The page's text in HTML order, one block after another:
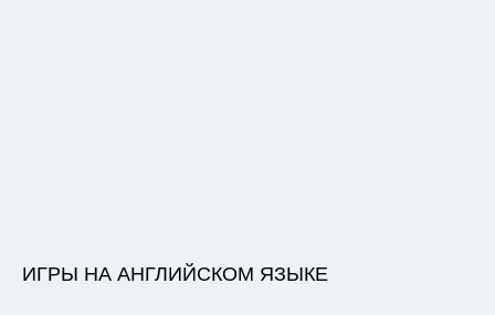
ИГРЫ НА АНГЛИЙСКОМ ЯЗЫКЕ